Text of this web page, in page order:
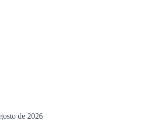
de 2026